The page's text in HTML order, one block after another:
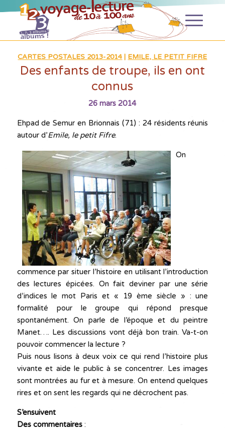
CARTES POSTALES 2013-2014 EMILE, LE PETIT FIFRE
Des enfants de troupe, ils en ont
connus
26 mars 2014
Ehpad de Semur en Brionnais (71) : 24 résidents réunis
autour d’Emile, le petit Fifre.
On
commence par situer l’histoire en utilisant l’introduction
des lectures épicées. On fait deviner par une série
d’indices le mot Paris et « 19 ème siècle » : une
formalité pour le groupe qui répond presque
spontanément. On parle de l’époque et du peintre
Manet…. Les discussions vont déjà bon train. Va-t-on
pouvoir commencer la lecture ?
Puis nous lisons à deux voix ce qui rend l’histoire plus
vivante et aide le public à se concentrer. Les images
sont montrées au fur et à mesure. On entend quelques
rires et on sent les regards qui ne décrochent pas.
S’ensuivent
Des commentaires: